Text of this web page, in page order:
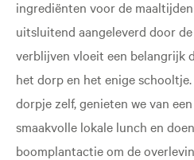
ingrediënten voor de
uitsluitend aangeleverd door
verblijven vloeit een belangrijk
het dorp en het enige
dorpje zelf, genieten we van
smaakvolle lokale lunch en
boomplantactie om de